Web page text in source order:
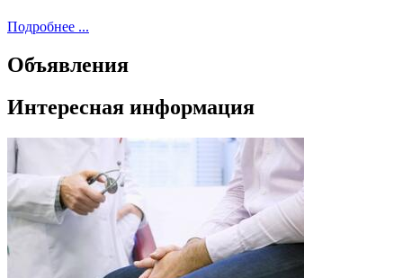
Подробнее ...
Объявления
Интересная информация